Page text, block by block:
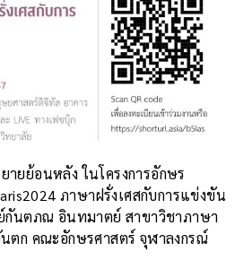
ยย้อนหลัง ในโครงการอักษร
ภาษาฝรั่งเศสกับการแข่งขัน
กันตภณ อินทมาตย์ สาขาวิชาภาษา
ตก คณะอักษรศาสตร์ จุฬาลงกรณ์